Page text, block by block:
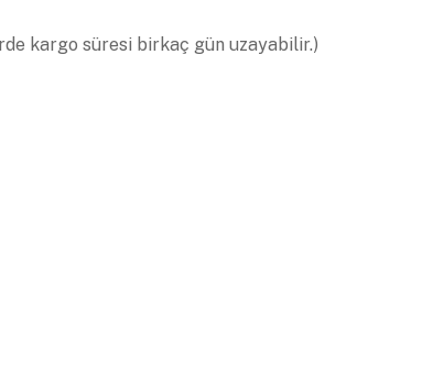
kargo süresi birkaç gün uzayabilir.)